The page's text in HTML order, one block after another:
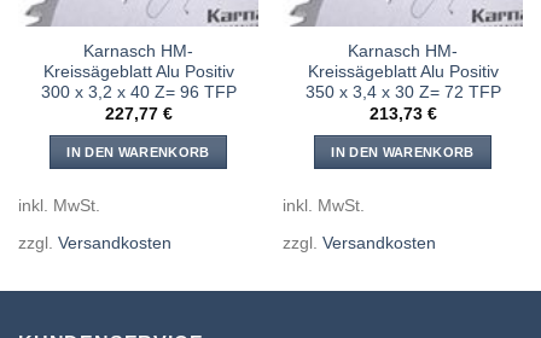
Karnasch HM-
Kreissägeblatt Alu Positiv
300 x 3,2 x 40 Z= 96 TFP
227,77 €
IN DEN WARENKORB
inkl. MwSt.
zzgl. Versandkosten
Karnasch HM-
Kreissägeblatt Alu Positiv
350 x 3,4 x 30 Z= 72 TFP
213,73 €
IN DEN WARENKORB
inkl. MwSt.
zzgl. Versandkosten